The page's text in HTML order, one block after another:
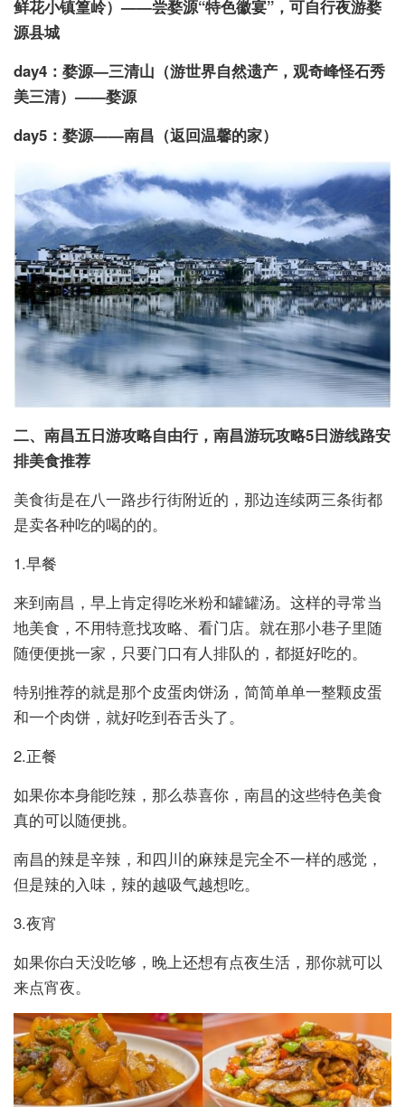
鲜花小镇篁岭）——尝婺源“特色徽宴”，可自行夜游婺
源县城
day4：婺源—三清山（游世界自然遗产，观奇峰怪石秀
美三清）——婺源
day5：婺源——南昌（返回温馨的家）
二、南昌五日游攻略自由行，南昌游玩攻略5日游线路安
排美食推荐
美食街是在八一路步行街附近的，那边连续两三条街都
是卖各种吃的喝的的。
1.早餐
来到南昌，早上肯定得吃米粉和罐罐汤。这样的寻常当
地美食，不用特意找攻略、看门店。就在那小巷子里随
随便便挑一家，只要门口有人排队的，都挺好吃的。
特别推荐的就是那个皮蛋肉饼汤，简简单单一整颗皮蛋
和一个肉饼，就好吃到吞舌头了。
2.正餐
如果你本身能吃辣，那么恭喜你，南昌的这些特色美食
真的可以随便挑。
南昌的辣是辛辣，和四川的麻辣是完全不一样的感觉，
但是辣的入味，辣的越吸气越想吃。
3.夜宵
如果你白天没吃够，晚上还想有点夜生活，那你就可以
来点宵夜。